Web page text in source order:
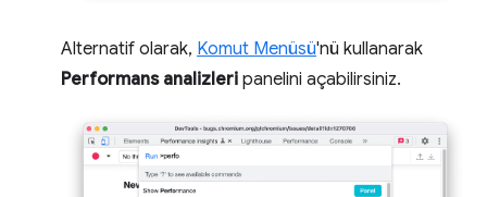
Alternatif olarak, Komut Menüsü'nü kullanarak
Performans analizleri panelini açabilirsiniz.